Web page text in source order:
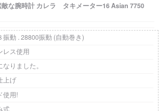
敵な腕時計 カレラ タキメーター16 Asian 7750
動 . 28800振動 (自動巻き)
レス使用
りました。
上げ
使用!
式